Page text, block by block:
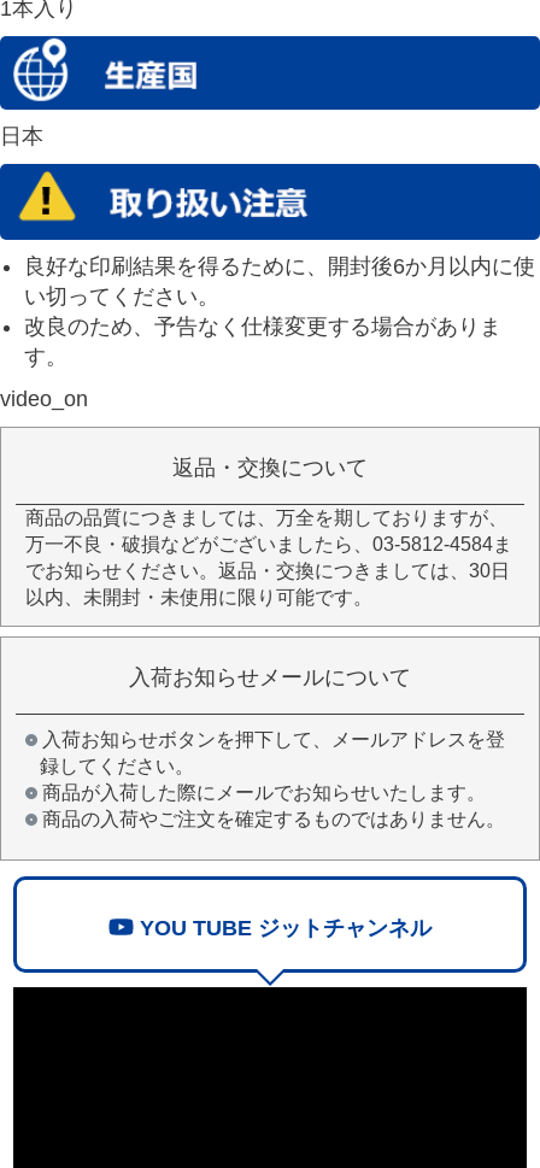
1本入り
日本
良好な印刷結果を得るために、開封後6か月以内に使
い切ってください。
改良のため、予告なく仕様変更する場合がありま
す。
video_on
返品・交換について
商品の品質につきましては、万全を期しておりますが、
万一不良・破損などがございましたら、03-5812-4584ま
でお知らせください。返品・交換につきましては、30日
以内、未開封・未使用に限り可能です。
入荷お知らせメールについて
入荷お知らせボタンを押下して、メールアドレスを登
録してください。
商品が入荷した際にメールでお知らせいたします。
商品の入荷やご注文を確定するものではありません。
YOU TUBE ジットチャンネル